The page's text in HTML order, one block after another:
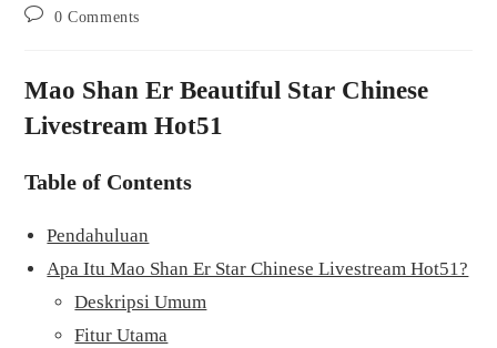
author:
Post 0 Comments
Mao Shan Er Beautiful Star Chinese
Livestream Hot51
Table of Contents
Pendahuluan
Apa Itu Mao Shan Er Star Chinese Livestream Hot51?
Deskripsi Umum
Fitur Utama